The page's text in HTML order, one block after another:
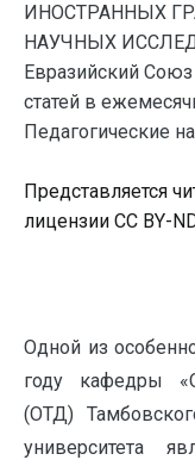
ИНОСТРАННЫХ
НАУЧНЫХ
Евразийский
статей в
Педагогические
Представляется
лицензии CC BY-
Одной из
году кафедры
(ОТД)
университета